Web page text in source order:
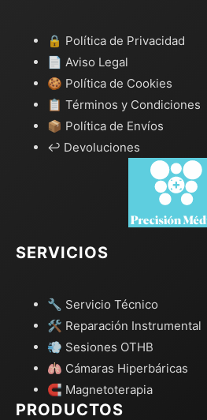
🔒 Política de Privacidad
📄 Aviso Legal
🍪 Política de Cookies
📋 Términos y Condiciones
📦 Política de Envíos
↩️ Devoluciones
SERVICIOS
🔧 Servicio Técnico
🛠️ Reparación Instrumental
💨 Sesiones OTHB
🫁 Cámaras Hiperbáricas
🧲 Magnetoterapia
PRODUCTOS